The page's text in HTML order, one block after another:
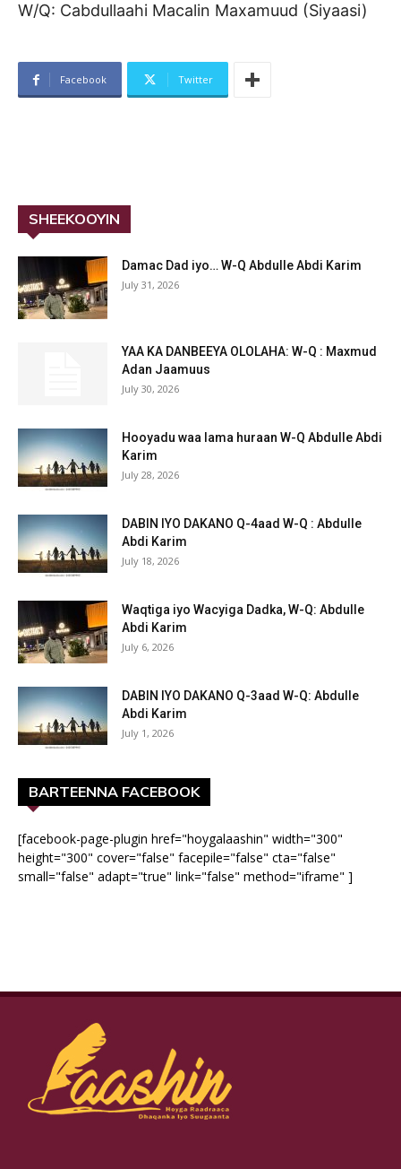
W/Q: Cabdullaahi Macalin Maxamuud (Siyaasi)
Facebook Twitter
SHEEKOOYIN
Damac Dad iyo… W-Q Abdulle Abdi Karim
July 31, 2026
YAA KA DANBEEYA OLOLAHA: W-Q : Maxmud
Adan Jaamuus
July 30, 2026
Hooyadu waa lama huraan W-Q Abdulle Abdi
Karim
July 28, 2026
DABIN IYO DAKANO Q-4aad W-Q : Abdulle
Abdi Karim
July 18, 2026
Waqtiga iyo Wacyiga Dadka, W-Q: Abdulle
Abdi Karim
July 6, 2026
DABIN IYO DAKANO Q-3aad W-Q: Abdulle
Abdi Karim
July 1, 2026
BARTEENNA FACEBOOK
[facebook-page-plugin href="hoygalaashin" width="300"
height="300" cover="false" facepile="false" cta="false"
small="false" adapt="true" link="false" method="iframe" ]